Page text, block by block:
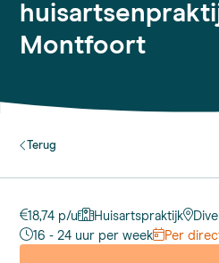
Montfoort
Terug
18,74 p/u Huisartspraktijk
16 - 24 uur per week
Per